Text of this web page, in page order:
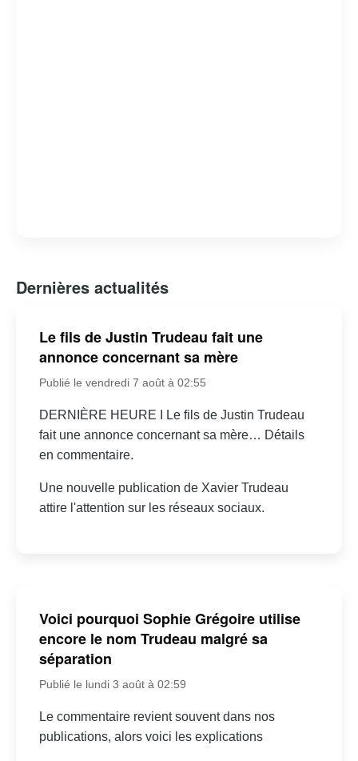
Dernières actualités
Le fils de Justin Trudeau fait une
annonce concernant sa mère
Publié le vendredi 7 août à 02:55
DERNIÈRE HEURE I Le fils de Justin Trudeau
fait une annonce concernant sa mère… Détails
en commentaire.
Une nouvelle publication de Xavier Trudeau
attire l'attention sur les réseaux sociaux.
Voici pourquoi Sophie Grégoire utilise
encore le nom Trudeau malgré sa
séparation
Publié le lundi 3 août à 02:59
Le commentaire revient souvent dans nos
publications, alors voici les explications